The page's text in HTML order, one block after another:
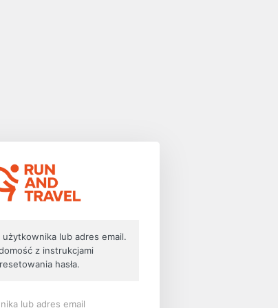
lub adres email.
z instrukcjami
hasła.
lub adres email